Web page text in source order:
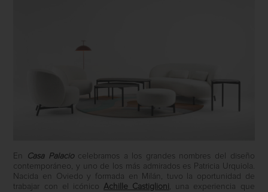
En Casa Palaciocelebramos a los grandes nombres del diseño
contemporáneo, y uno de los más admirados es Patricia Urquiola.
Nacida en Oviedo y formada en Milán, tuvo la oportunidad de
trabajar con el icónico Achille Castiglioni , una experiencia que